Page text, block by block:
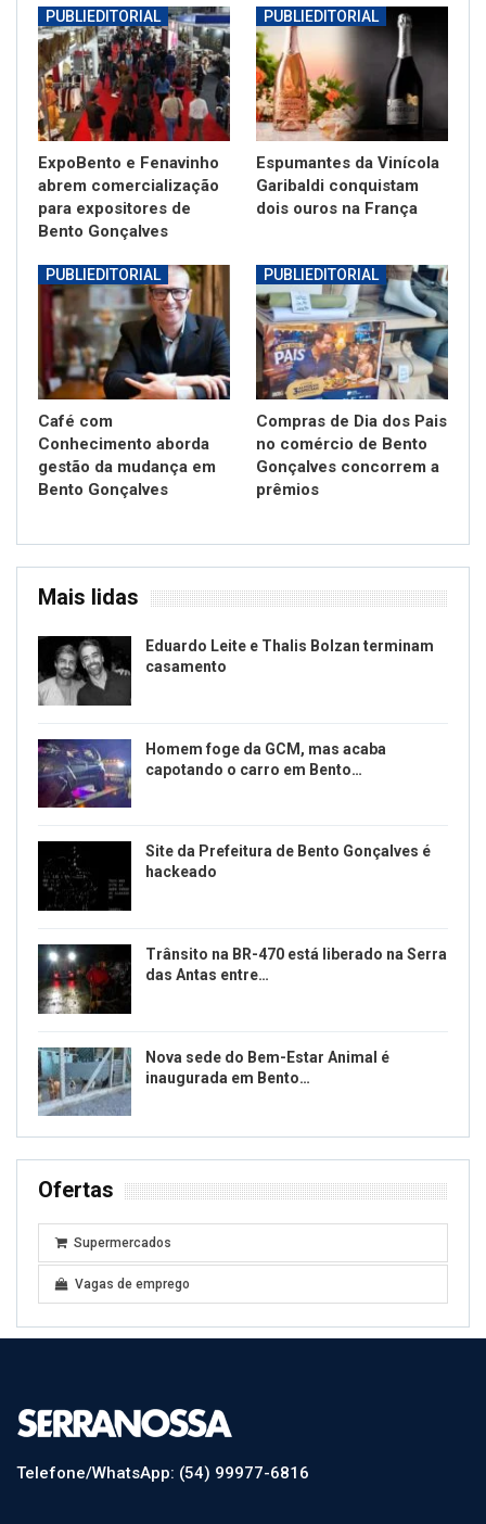
PUBLIEDITORIAL
ExpoBento e Fenavinho
abrem comercialização
para expositores de
Bento Gonçalves
PUBLIEDITORIAL
Espumantes da Vinícola
Garibaldi conquistam
dois ouros na França
PUBLIEDITORIAL
Café com
Conhecimento aborda
gestão da mudança em
Bento Gonçalves
PUBLIEDITORIAL
Compras de Dia dos Pais
no comércio de Bento
Gonçalves concorrem a
prêmios
Mais lidas
Eduardo Leite e Thalis Bolzan terminam
casamento
Homem foge da GCM, mas acaba
capotando o carro em Bento…
Site da Prefeitura de Bento Gonçalves é
hackeado
Trânsito na BR-470 está liberado na Serra
das Antas entre…
Nova sede do Bem-Estar Animal é
inaugurada em Bento…
Ofertas
Supermercados
Vagas de emprego
Telefone/WhatsApp: (54) 99977-6816